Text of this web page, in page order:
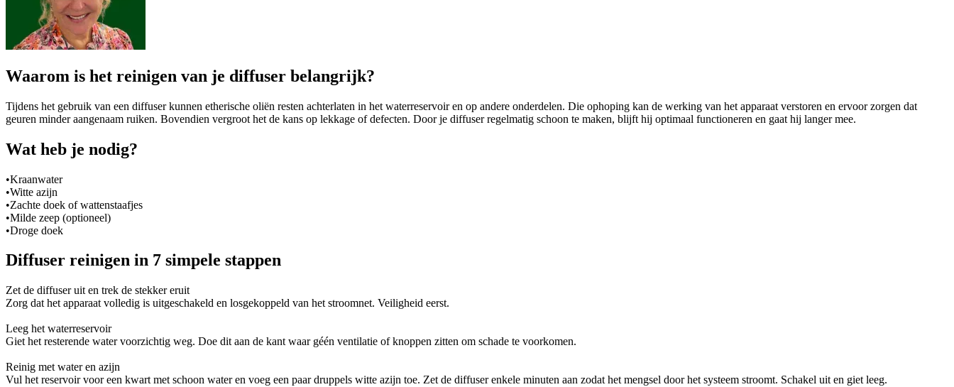
Waarom is het reinigen van je diffuser belangrijk?
Tijdens het gebruik van een diffuser kunnen etherische oliën resten achterlaten in het waterreservoir en op andere onderdelen. Die ophoping kan de werking van het apparaat verstoren en ervoor zorgen dat
geuren minder aangenaam ruiken. Bovendien vergroot het de kans op lekkage of defecten. Door je diffuser regelmatig schoon te maken, blijft hij optimaal functioneren en gaat hij langer mee.
Wat heb je nodig?
•Kraanwater
•Witte azijn
•Zachte doek of wattenstaafjes
•Milde zeep (optioneel)
•Droge doek
Diffuser reinigen in 7 simpele stappen
Zet de diffuser uit en trek de stekker eruit
Zorg dat het apparaat volledig is uitgeschakeld en losgekoppeld van het stroomnet. Veiligheid eerst.
Leeg het waterreservoir
Giet het resterende water voorzichtig weg. Doe dit aan de kant waar géén ventilatie of knoppen zitten om schade te voorkomen.
Reinig met water en azijn
Vul het reservoir voor een kwart met schoon water en voeg een paar druppels witte azijn toe. Zet de diffuser enkele minuten aan zodat het mengsel door het systeem stroomt. Schakel uit en giet leeg.